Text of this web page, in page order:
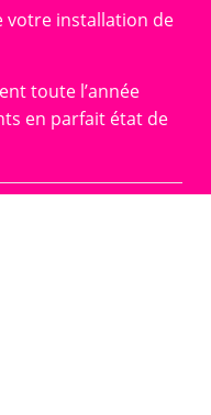
votre installation de
toute l’année
en parfait état de